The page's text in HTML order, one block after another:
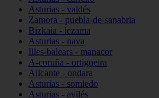
Asturias - valdés
Zamora - puebla-de-sanabria
Bizkaia - lezama
Asturias - nava
Illes-balears - manacor
A-coruña - ortigueira
Alicante - ondara
Asturias - somiedo
Asturias - avilés